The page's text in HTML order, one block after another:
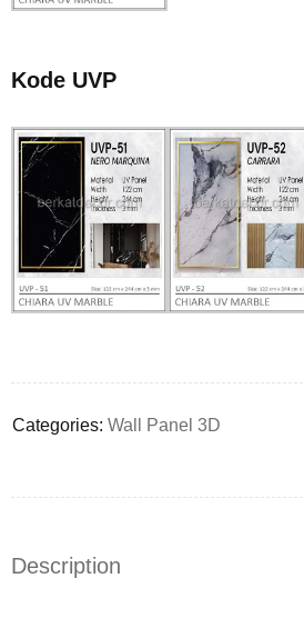
Kode UVP
Categories: Wall Panel 3D
Description